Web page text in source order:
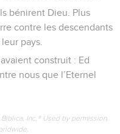
bénirent Dieu. Plus
contre les descendants
pays.
construit : Ed
nous que l’Eternel
Inc.® Used by permission.